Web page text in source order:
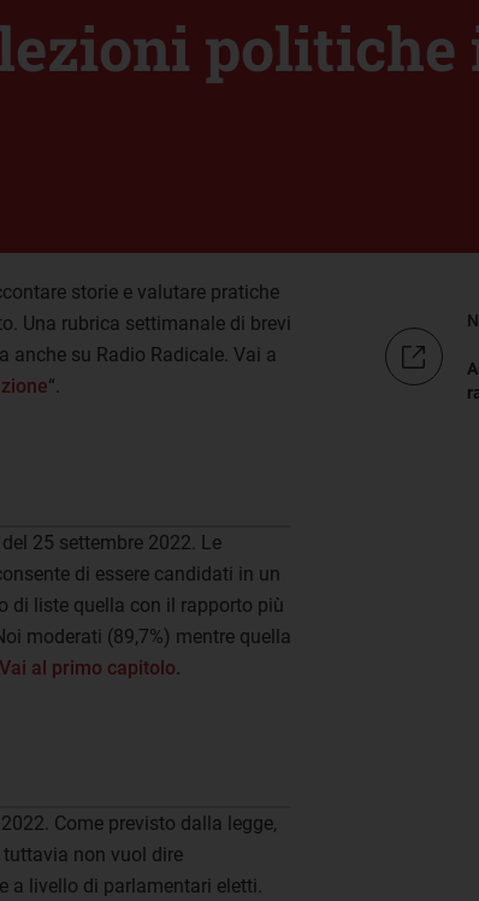
politiche
storie e valutare pratiche
Una rubrica settimanale di brevi
anche su Radio Radicale. Vai a
“.
25 settembre 2022. Le
di essere candidati in un
di liste quella con il rapporto più
moderati (89,7%) mentre quella
Vai al primo capitolo.
Come previsto dalla legge,
tuttavia non vuol dire
a livello di parlamentari eletti.